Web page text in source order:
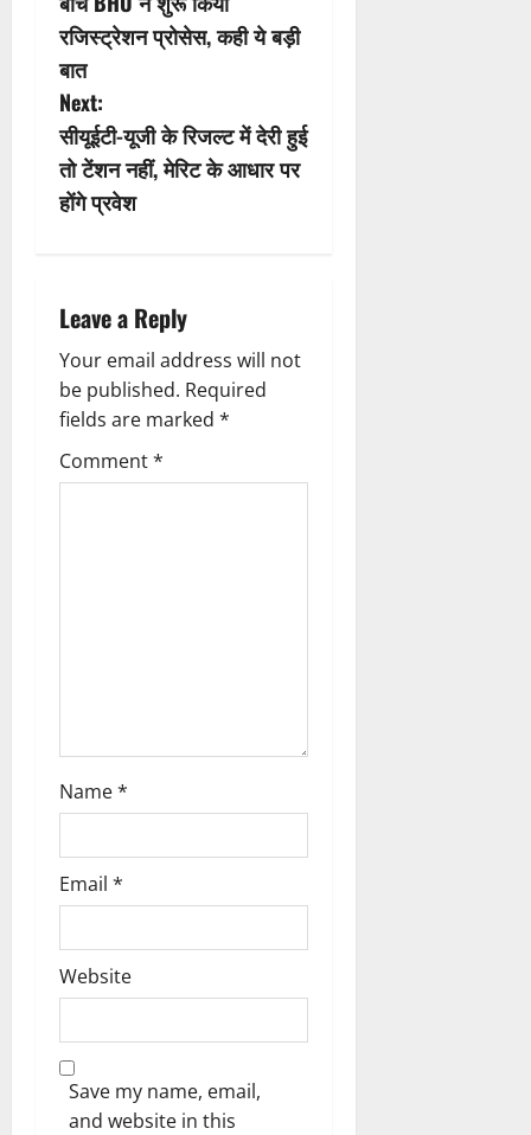
s
t
n
a
g
a
t
i
रजिस्ट्रेशन प्रोसेस, कही ये बड़ी
बात
Next:
सीयूईटी-यूजी के रिजल्ट में देरी हुई
तो टेंशन नहीं, मेरिट के आधार पर
होंगे प्रवेश
Leave a Reply
Your email address will not
be published. Required
fields are marked *
Comment*
Name*
Email *
Website
Save my name, email,
and website in this